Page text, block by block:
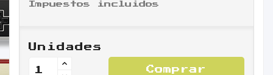
Impuestos incluidos
Unidades
Comprar